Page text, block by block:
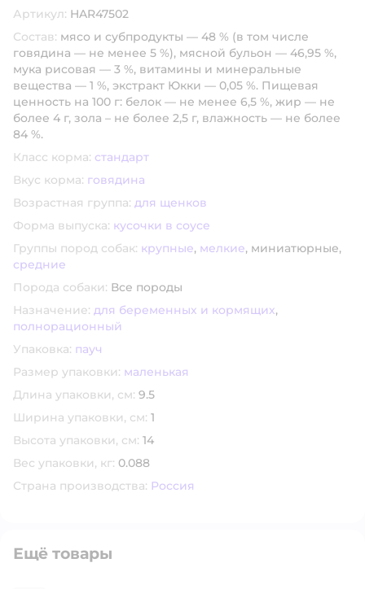
Артикул: HAR47502
Состав: мясо и субпродукты — 48 % (в том числе
говядина — не менее 5 %), мясной бульон — 46,95 %,
мука рисовая — 3 %, витамины и минеральные
вещества — 1 %, экстракт Юкки — 0,05 %. Пищевая
ценность на 100 г: белок — не менее 6,5 %, жир — не
более 4 г, зола – не более 2,5 г, влажность — не более
84 %.
Класс корма: стандарт
Вкус корма: говядина
Возрастная группа: для щенков
Форма выпуска: кусочки в соусе
Группы пород собак: крупные, мелкие, миниатюрные,
средние
Порода собаки: Все породы
Назначение: для беременных и кормящих,
полнорационный
Упаковка: пауч
Размер упаковки: маленькая
Длина упаковки, см: 9.5
Ширина упаковки, см: 1
Высота упаковки, см: 14
Вес упаковки, кг: 0.088
Страна производства: Россия
Ещё товары